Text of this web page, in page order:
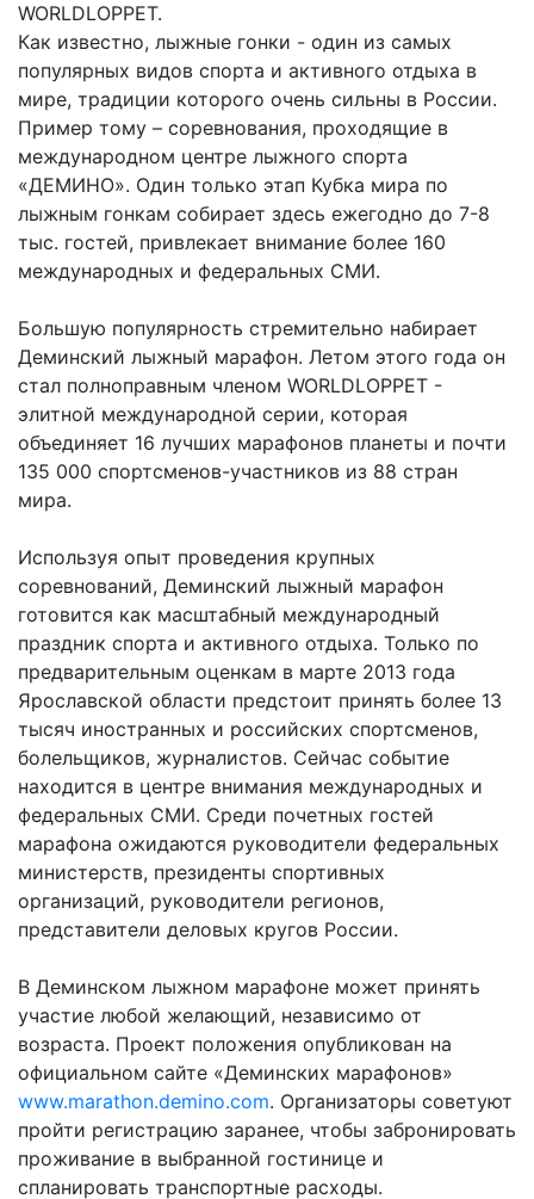
WORLDLOPPET.
Как известно, лыжные гонки - один из самых
популярных видов спорта и активного отдыха в
мире, традиции которого очень сильны в России.
Пример тому – соревнования, проходящие в
международном центре лыжного спорта
«ДЕМИНО». Один только этап Кубка мира по
лыжным гонкам собирает здесь ежегодно до 7-8
тыс. гостей, привлекает внимание более 160
международных и федеральных СМИ.
Большую популярность стремительно набирает
Деминский лыжный марафон. Летом этого года он
стал полноправным членом WORLDLOPPET -
элитной международной серии, которая
объединяет 16 лучших марафонов планеты и почти
135 000 спортсменов-участников из 88 стран
мира.
Используя опыт проведения крупных
соревнований, Деминский лыжный марафон
готовится как масштабный международный
праздник спорта и активного отдыха. Только по
предварительным оценкам в марте 2013 года
Ярославской области предстоит принять более 13
тысяч иностранных и российских спортсменов,
болельщиков, журналистов. Сейчас событие
находится в центре внимания международных и
федеральных СМИ. Среди почетных гостей
марафона ожидаются руководители федеральных
министерств, президенты спортивных
организаций, руководители регионов,
представители деловых кругов России.
В Деминском лыжном марафоне может принять
участие любой желающий, независимо от
возраста. Проект положения опубликован на
официальном сайте «Деминских марафонов»
www.marathon.demino.com. Организаторы советуют
пройти регистрацию заранее, чтобы забронировать
проживание в выбранной гостинице и
спланировать транспортные расходы.